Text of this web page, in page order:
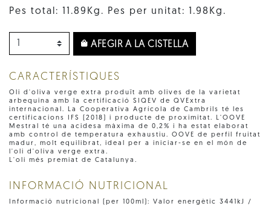
Pes total: 11.89Kg. Pes per unitat: 1.98Kg.
AFEGIR A LA CISTELLA
CARACTERÍSTIQUES
Oli d'oliva verge extra produït amb olives de la varietat
arbequina amb la certificació SIQEV de QVExtra
internacional. La Cooperativa Agrícola de Cambrils té les
certificacions IFS (2018) i producte de proximitat. L'OOVE
Mestral té una acidesa màxima de 0,2% i ha estat elaborat
amb control de temperatura exhaustiu. OOVE de perfil fruitat
madur, molt equilibrat, ideal per a iniciar-se en el món de
l'oli d'oliva verge extra.
L'oli més premiat de Catalunya.
INFORMACIÓ NUTRICIONAL
Informació nutricional (per 100ml): Valor energètic 3441kJ /